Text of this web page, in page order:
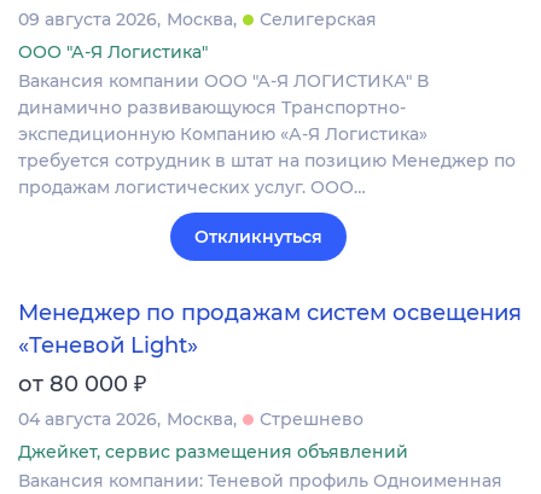
09 августа 2026 Москва
Селигерская
ООО "А-Я Логистика"
Вакансия компании ООО "А-Я ЛОГИСТИКА" В
динамично развивающуюся Транспортно-
экспедиционную Компанию «А-Я Логистика»
требуется сотрудник в штат на позицию Менеджер по
продажам логистических услуг. ООО…
Откликнуться
Менеджер по продажам систем освещения
«Теневой Light»
от 80 000 ₽
04 августа 2026 Москва
Стрешнево
Джейкет, сервис размещения объявлений
Вакансия компании: Теневой профиль Одноименная